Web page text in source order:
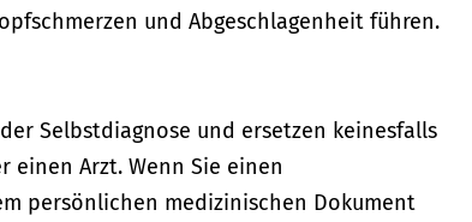
und Abgeschlagenheit führen.
Selbstdiagnose und ersetzen keinesfalls
einen Arzt. Wenn Sie einen
persönlichen medizinischen Dokument